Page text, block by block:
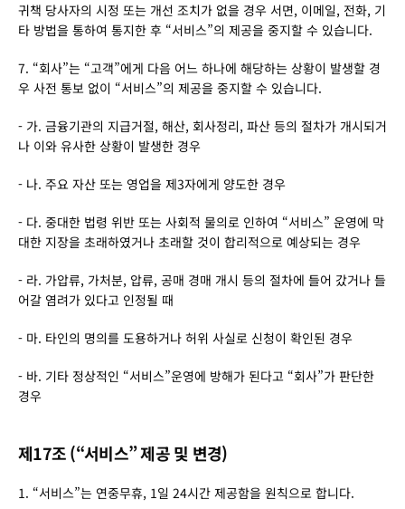
귀책 당사자의 시정 또는 개선 조치가 없을 경우 서면, 이메일, 전화, 기
타 방법을 통하여 통지한 후 “서비스”의 제공을 중지할 수 있습니다.
7. “회사”는 “고객”에게 다음 어느 하나에 해당하는 상황이 발생할 경
우 사전 통보 없이 “서비스”의 제공을 중지할 수 있습니다.
- 가. 금융기관의 지급거절, 해산, 회사정리, 파산 등의 절차가 개시되거
나 이와 유사한 상황이 발생한 경우
- 나. 주요 자산 또는 영업을 제3자에게 양도한 경우
- 다. 중대한 법령 위반 또는 사회적 물의로 인하여 “서비스” 운영에 막
대한 지장을 초래하였거나 초래할 것이 합리적으로 예상되는 경우
- 라. 가압류, 가처분, 압류, 공매 경매 개시 등의 절차에 들어 갔거나 들
어갈 염려가 있다고 인정될 때
- 마. 타인의 명의를 도용하거나 허위 사실로 신청이 확인된 경우
- 바. 기타 정상적인 “서비스”운영에 방해가 된다고 “회사”가 판단한
경우
제17조 (“서비스” 제공 및 변경)
1. “서비스”는 연중무휴, 1일 24시간 제공함을 원칙으로 합니다.